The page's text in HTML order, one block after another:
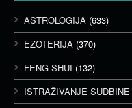
ASTROLOGIJA (633)
EZOTERIJA (370)
FENG SHUI (132)
ISTRAŽIVANJE SUDBINE